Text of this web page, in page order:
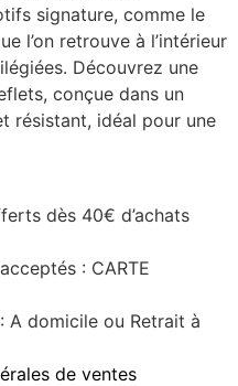
signature, comme le
l’on retrouve à l’intérieur
Découvrez une
conçue dans un
résistant, idéal pour une
dès 40€ d’achats
: CARTE
A domicile ou Retrait à
de ventes